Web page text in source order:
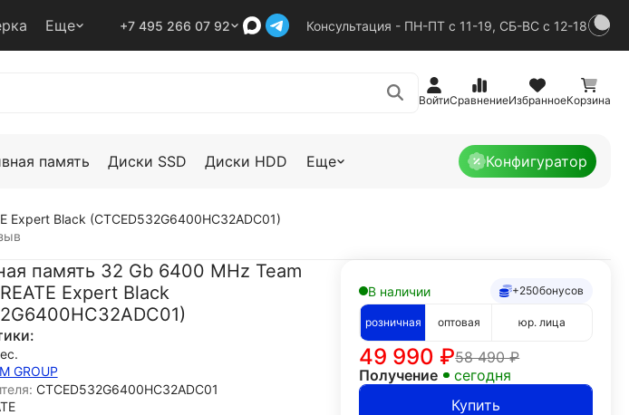
Еще +7 495 266 07 92 Консультация - ПН-ПТ с 11-19, СБ-ВС с 12-18
ВойтиСравнениеИзбранноеКорзина
память Диски SSD Диски HDD Еще Конфигуратор
Expert Black (CTCED532G6400HC32ADC01)
память 32 Gb 6400 MHz Team
Expert Black
GROUP
CTCED532G6400HC32ADC01
В наличии +250бонусов
розничная оптовая юр. лица
58 490₽
49 990 ₽
Получение
сегодня
Купить